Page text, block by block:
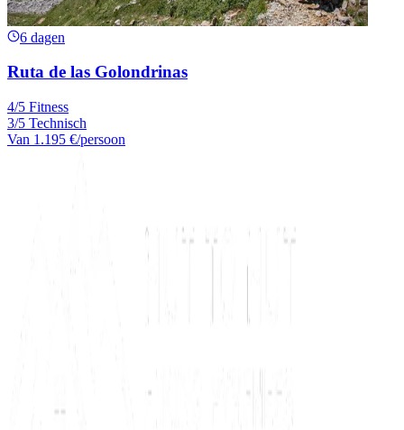
6 dagen
Ruta de las Golondrinas
4/5 Fitness
3/5 Technisch
Van 1.195 €/persoon